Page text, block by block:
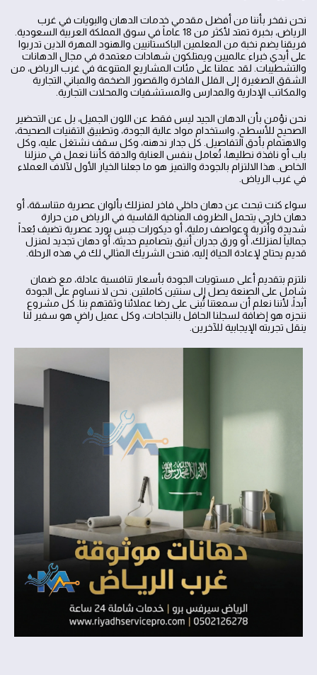
نحن نفخر بأننا من أفضل مقدمي خدمات الدهان والبويات في غرب
الرياض، بخبرة تمتد لأكثر من 18 عاماً في سوق المملكة العربية السعودية.
فريقنا يضم نخبة من المعلمين الباكستانيين والهنود المهرة الذين تدربوا
على أيدي خبراء عالميين ويمتلكون شهادات معتمدة في مجال الدهانات
والتشطيبات. لقد عملنا على مئات المشاريع المتنوعة في غرب الرياض، من
الشقق الصغيرة إلى الفلل الفاخرة والقصور الضخمة والمباني التجارية
والمكاتب الإدارية والمدارس والمستشفيات والمحلات التجارية.
نحن نؤمن بأن الدهان الجيد ليس فقط عن اللون الجميل، بل عن التحضير
الصحيح للأسطح، واستخدام مواد عالية الجودة، وتطبيق التقنيات الصحيحة،
والاهتمام بأدق التفاصيل. كل جدار ندهنه، وكل سقف نشتغل عليه، وكل
باب أو نافذة نطليها، تُعامل بنفس العناية والدقة كأننا نعمل في منزلنا
الخاص. هذا الالتزام بالجودة والتميز هو ما جعلنا الخيار الأول لآلاف العملاء
في غرب الرياض.
سواء كنت تبحث عن دهان داخلي فاخر لمنزلك بألوان عصرية متناسقة، أو
دهان خارجي يتحمل الظروف المناخية القاسية في الرياض من حرارة
شديدة وأتربة وعواصف رملية، أو ديكورات جبس بورد عصرية تضيف بُعداً
جمالياً لمنزلك، أو ورق جدران أنيق بتصاميم حديثة، أو دهان تجديد لمنزل
قديم يحتاج لإعادة الحياة إليه، فنحن الشريك المثالي لك في هذه الرحلة.
نلتزم بتقديم أعلى مستويات الجودة بأسعار تنافسية عادلة، مع ضمان
شامل على الصنعة يصل إلى سنتين كاملتين. نحن لا نساوم على الجودة
أبداً، لأننا نعلم أن سمعتنا تُبنى على رضا عملائنا وثقتهم بنا. كل مشروع
ننجزه هو إضافة لسجلنا الحافل بالنجاحات، وكل عميل راضٍ هو سفير لنا
ينقل تجربته الإيجابية للآخرين.